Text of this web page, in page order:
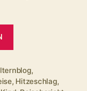
–
wenn
,
, Hitzeschlag,